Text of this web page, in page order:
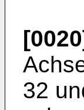
32